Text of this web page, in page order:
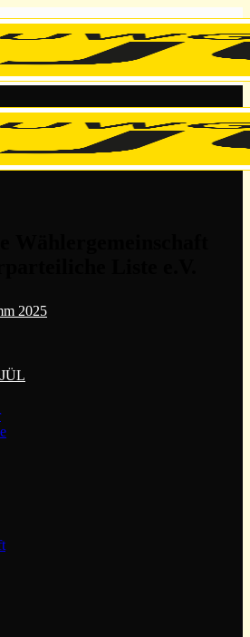
Wählergemeinschaft
2025